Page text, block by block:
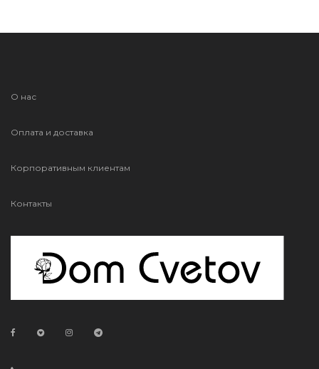
О нас
Оплата и доставка
Корпоративным клиентам
Контакты